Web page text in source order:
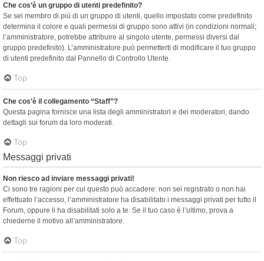
Che cos’è un gruppo di utenti predefinito?
Se sei membro di più di un gruppo di utenti, quello impostato come predefinito
determina il colore e quali permessi di gruppo sono attivi (in condizioni normali;
l’amministratore, potrebbe attribuire al singolo utente, permessi diversi dal
gruppo predefinito). L’amministratore può permetterti di modificare il tuo gruppo
di utenti predefinito dal Pannello di Controllo Utente.
Top
Che cos’è il collegamento “Staff”?
Questa pagina fornisce una lista degli amministratori e dei moderatori, dando
dettagli sui forum da loro moderati.
Top
Messaggi privati
Non riesco ad inviare messaggi privati!
Ci sono tre ragioni per cui questo può accadere: non sei registrato o non hai
effettuato l’accesso, l’amministratore ha disabilitato i messaggi privati per tutto il
Forum, oppure li ha disabilitati solo a te. Se il tuo caso è l’ultimo, prova a
chiederne il motivo all’amministratore.
Top